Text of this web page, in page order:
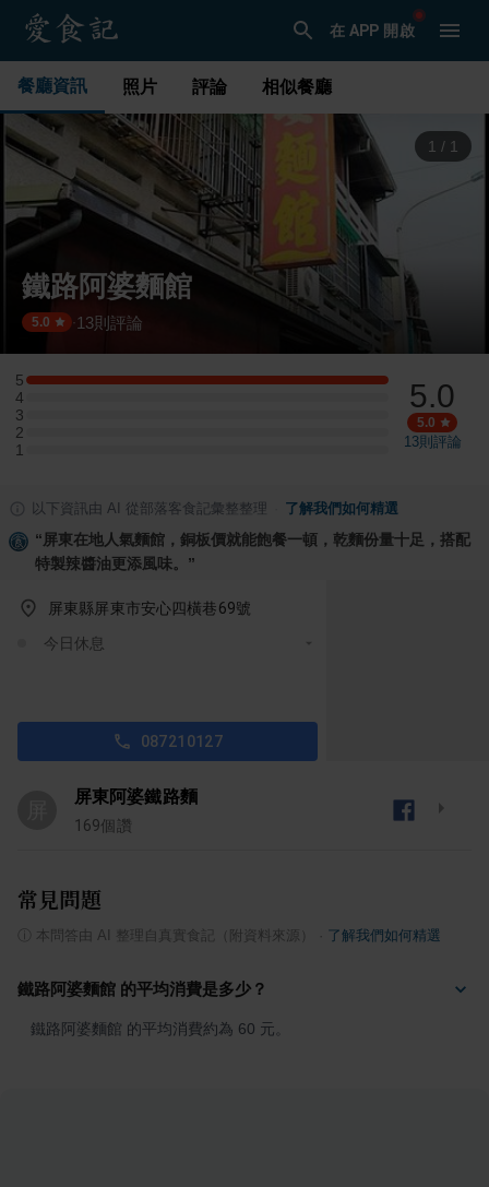
在 APP 開啟
餐廳資訊 照片 評論 相似餐廳
1 / 1
鐵路阿婆麵館
5.0 · 13則評論
5
5 星：2 則評論
4
4 星：0 則評論
3
3 星：0 則評論
2
2 星：0 則評論
1
1 星：0 則評論
5.0
5.0
13則評論
以下資訊由 AI 從部落客食記彙整整理 了解我們如何精選
“ 屏東在地人氣麵館，銅板價就能飽餐一頓，乾麵份量十足，搭配
特製辣醬油更添風味。 ”
屏東縣屏東市安心四橫巷69號
今日休息
087210127
屏東阿婆鐵路麵
169個讚
常見問題
本問答由 AI 整理自真實食記（附資料來源） 了解我們如何精選
鐵路阿婆麵館 的平均消費是多少？
鐵路阿婆麵館 的平均消費約為 60 元。